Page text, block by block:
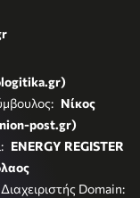
Νίκος
post.gr)
ENERGY REGISTER
Domain: